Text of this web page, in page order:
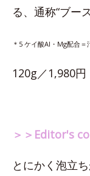
る、通称“ブー
＊5 ケイ酸Al・Mg配合
120g／1,980円
＞＞Editor's
とにかく泡立